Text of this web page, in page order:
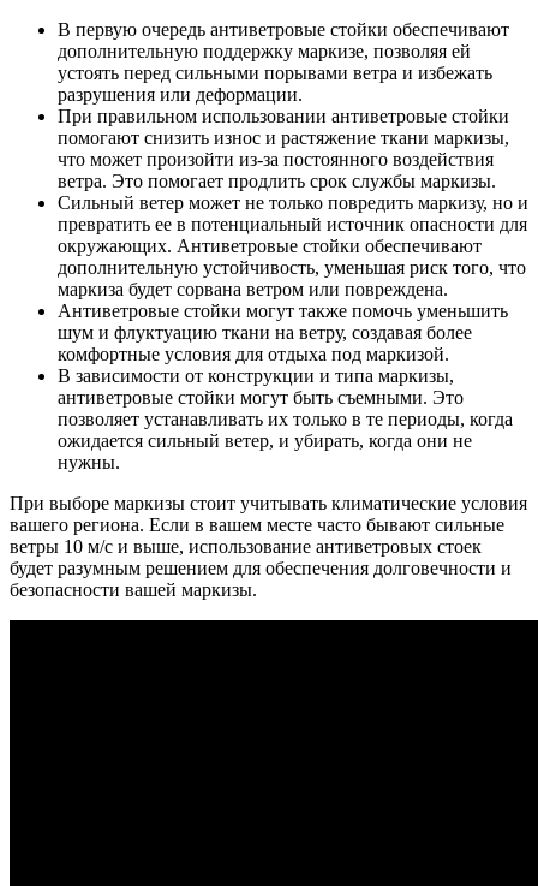
В первую очередь антиветровые стойки обеспечивают
дополнительную поддержку маркизе, позволяя ей
устоять перед сильными порывами ветра и избежать
разрушения или деформации.
При правильном использовании антиветровые стойки
помогают снизить износ и растяжение ткани маркизы,
что может произойти из-за постоянного воздействия
ветра. Это помогает продлить срок службы маркизы.
Сильный ветер может не только повредить маркизу, но и
превратить ее в потенциальный источник опасности для
окружающих. Антиветровые стойки обеспечивают
дополнительную устойчивость, уменьшая риск того, что
маркиза будет сорвана ветром или повреждена.
Антиветровые стойки могут также помочь уменьшить
шум и флуктуацию ткани на ветру, создавая более
комфортные условия для отдыха под маркизой.
В зависимости от конструкции и типа маркизы,
антиветровые стойки могут быть съемными. Это
позволяет устанавливать их только в те периоды, когда
ожидается сильный ветер, и убирать, когда они не
нужны.
При выборе маркизы стоит учитывать климатические условия
вашего региона. Если в вашем месте часто бывают сильные
ветры 10 м/с и выше, использование антиветровых стоек
будет разумным решением для обеспечения долговечности и
безопасности вашей маркизы.